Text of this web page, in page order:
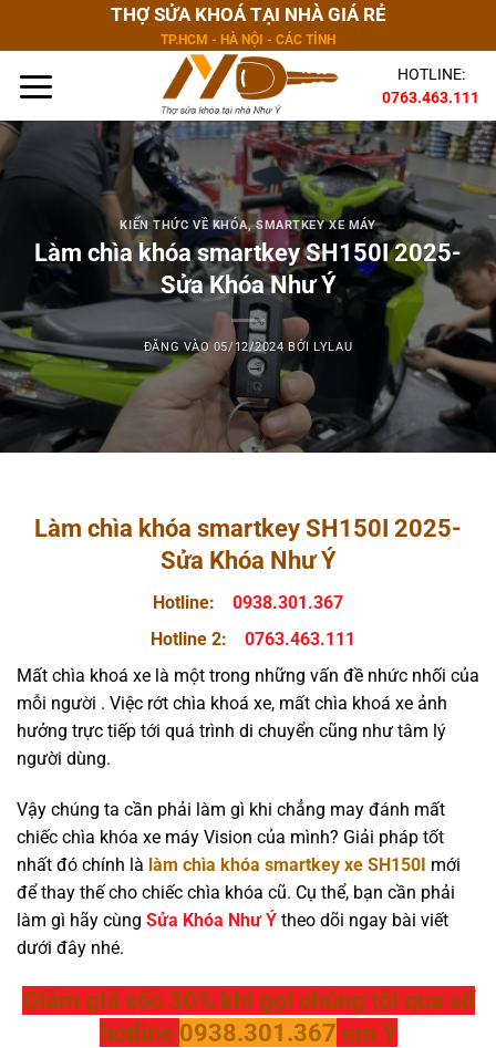
dung
THỢ SỬA KHOÁ TẠI NHÀ GIÁ RẺ
TP.HCM - HÀ NỘI - CÁC TỈNH
HOTLINE:
0763.463.111
KIẾN THỨC VỀ KHÓA,SMARTKEY XE MÁY
Làm chìa khóa smartkey SH150I 2025-
Sửa Khóa Như Ý
ĐĂNG VÀO 05/12/2024 BỞI LYLAU
Làm chìa khóa smartkey SH150I 2025-
Sửa Khóa Như Ý
Hotline:
0938.301.367
Hotline 2:
0763.463.111
Mất chìa khoá xe là một trong những vấn đề nhức nhối của
mỗi người . Việc rớt chìa khoá xe, mất chìa khoá xe ảnh
hưởng trực tiếp tới quá trình di chuyển cũng như tâm lý
người dùng.
Vậy chúng ta cần phải làm gì khi chẳng may đánh mất
chiếc chìa khóa xe máy Vision của mình? Giải pháp tốt
nhất đó chính là làm chìa khóa smartkey xe SH150I mới
để thay thế cho chiếc chìa khóa cũ. Cụ thể, bạn cần phải
làm gì hãy cùng Sửa Khóa Như Ý theo dõi ngay bài viết
dưới đây nhé.
Giảm giá sốc 30% khi gọi chúng tôi qua số
hotline 0938.301.367 em Ý